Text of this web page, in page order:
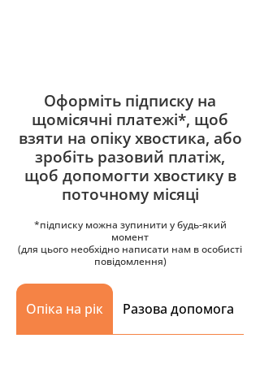
Оформіть підписку на
щомісячні платежі*, щоб
взяти на опіку хвостика, або
зробіть разовий платіж,
щоб допомогти хвостику в
поточному місяці
*підписку можна зупинити у будь-який
момент
(для цього необхідно написати нам в особисті
повідомлення)
Опіка на рік Разова допомога